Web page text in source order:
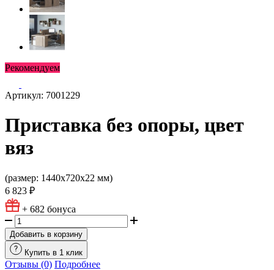
Рекомендуем
Артикул: 7001229
Приставка без опоры, цвет
вяз
(размер: 1440х720х22 мм)
6 823 ₽
+ 682 бонуса
Добавить в корзину
Купить в 1 клик
Отзывы (0) Подробнее